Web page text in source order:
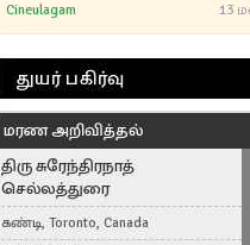
Cineulagam 13
துயர் பகிர்வு
மரண அறிவித்தல்
திரு சுரேந்திரநாத்
செல்லத்துரை
கண்டி, Toronto, Canada